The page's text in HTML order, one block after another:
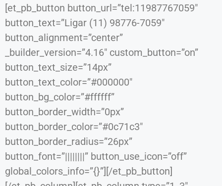
[et_pb_button button_url=”tel:11987767059″
button_text=”Ligar (11) 98776-7059″
button_alignment=”center”
_builder_version=”4.16″ custom_button=”on”
button_text_size=”14px”
button_text_color=”#000000″
button_bg_color=”#ffffff”
button_border_width=”0px”
button_border_color=”#0c71c3″
button_border_radius=”26px”
button_font=”||||||||” button_use_icon=”off”
global_colors_info=”{}”][/et_pb_button]